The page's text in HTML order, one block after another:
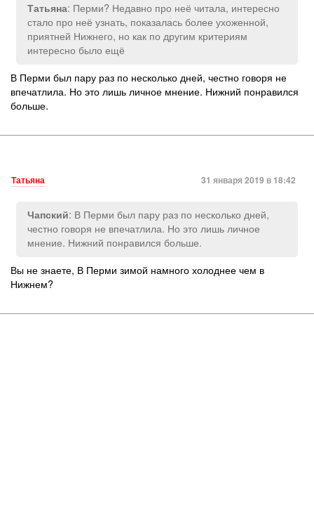
Татьяна: Перми? Недавно про неё читала, интересно
стало про неё узнать, показалась более ухоженной,
приятней Нижнего, но как по другим критериям
интересно было ещё
В Перми был пару раз по несколько дней, честно говоря не
впечатлила. Но это лишь личное мнение. Нижний понравился
больше.
Татьяна 31 января 2019 в 18:42
Чапский: В Перми был пару раз по несколько дней,
честно говоря не впечатлила. Но это лишь личное
мнение. Нижний понравился больше.
Вы не знаете, В Перми зимой намного холоднее чем в
Нижнем?